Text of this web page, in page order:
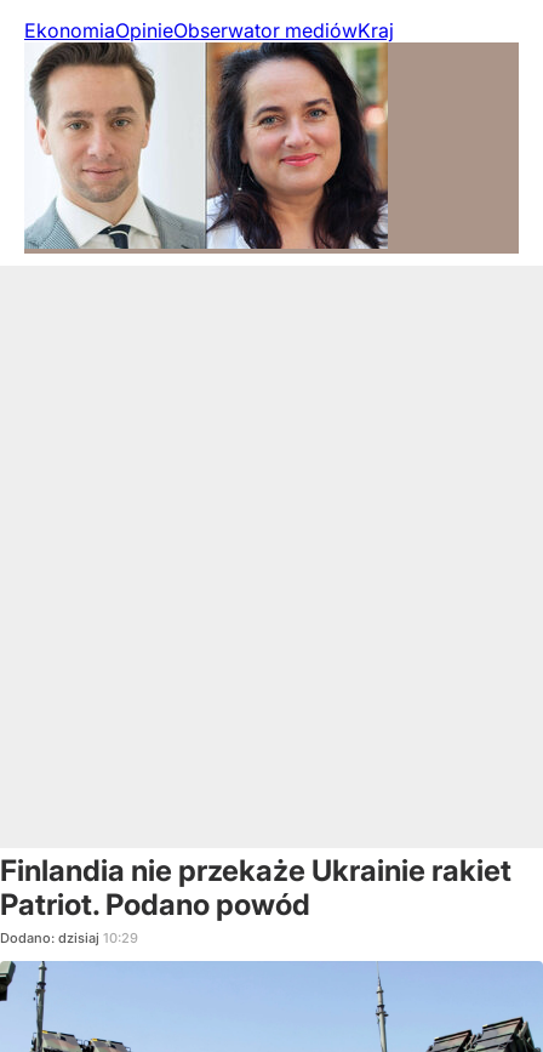
EkonomiaOpinieObserwator mediówKraj
Finlandia nie przekaże Ukrainie rakiet
Patriot. Podano powód
Dodano: dzisiaj 10:29